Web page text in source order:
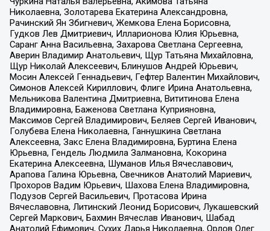
Николаевна, Золотарева Екатерина Александровна,
Рачинский Ян Збигневич, Жемкова Елена Борисовна,
Гудков Лев Дмитриевич, Илларионова Юлия Юрьевна,
Саранг Анна Васильевна, Захарова Светлана Сергеевна,
Аверин Владимир Анатольевич, Щур Татьяна Михайловна,
Щур Николай Алексеевич, Блинушов Андрей Юрьевич,
Мосин Алексей Геннадьевич, Гефтер Валентин Михайлович,
Симонов Алексей Кириллович, Флиге Ирина Анатольевна,
Мельникова Валентина Дмитриевна, Вититинова Елена
Владимировна, Баженова Светлана Куприяновна,
Максимов Сергей Владимирович, Беляев Сергей Иванович,
Голубева Елена Николаевна, Ганнушкина Светлана
Алексеевна, Закс Елена Владимировна, Буртина Елена
Юрьевна, Гендель Людмила Залмановна, Кокорина
Екатерина Алексеевна, Шуманов Илья Вячеславович,
Арапова Галина Юрьевна, Свечников Анатолий Мариевич,
Прохоров Вадим Юрьевич, Шахова Елена Владимировна,
Подузов Сергей Васильевич, Протасова Ирина
Вячеславовна, Литинский Леонид Борисович, Лукашевский
Сергей Маркович, Бахмин Вячеслав Иванович, Шабад
Анатолий Ефимович, Сухих Дарья Николаевна, Орлов Олег